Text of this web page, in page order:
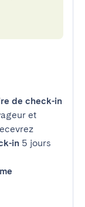
de check-in
et
in 5 jours